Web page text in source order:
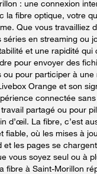
: une connexion
la fibre optique, votre
Que vous travailliez
séries en streaming ou
et une rapidité qui
pour envoyer des
ou pour participer à une
Orange et son
connectée
partagé ou pour
d’œil. La fibre, c’est
fiable, où les mises à
et les pages se chargent
vous soyez seul ou à
fibre à Saint-Morillon